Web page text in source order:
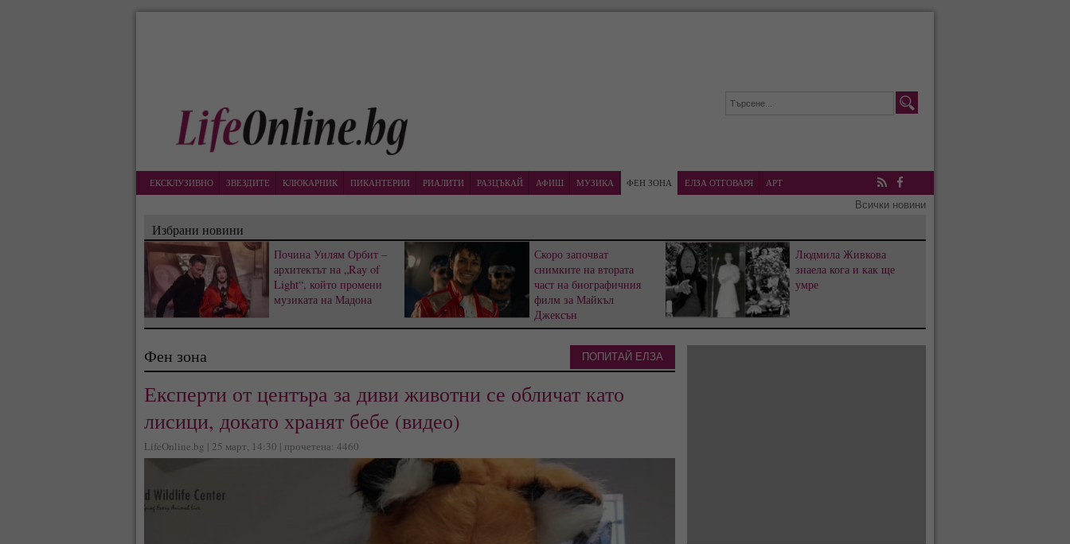
ЕКСКЛУЗИВНО ЗВЕЗДИТЕ КЛЮКАРНИК ПИКАНТЕРИИ РИАЛИТИ РАЗЦЪКАЙ АФИШ МУЗИКА ФЕН ЗОНА ЕЛЗА ОТГОВАРЯ
АРТ
RSS Facebook
Всички новини
Избрани новини
Почина Уилям Орбит –
архитектът на „Ray of
Light“, който промени
музиката на Мадона
Скоро започват
снимките на втората
част на биографичния
филм за Майкъл
Джексън
Людмила Живкова
знаела кога и как ще
умре
Фен зона
Експерти от центъра за диви животни се обличат като
лисици, докато хранят бебе (видео)
LifeOnline.bg | 25 март, 14:30 | прочетена: 4460
ПОПИТАЙ ЕЛЗА